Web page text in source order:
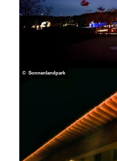
© Sonnenlandpark